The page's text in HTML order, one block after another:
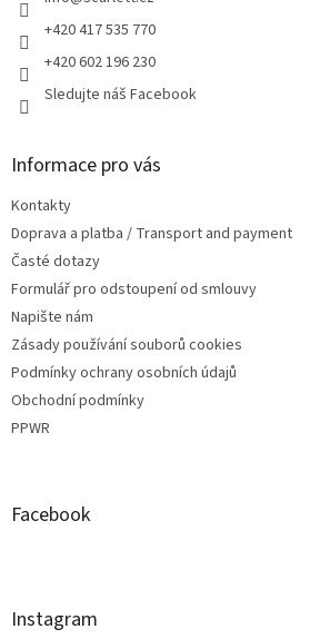
+420 417 535 770
+420 602 196 230
Sledujte náš Facebook
Informace pro vás
Kontakty
Doprava a platba / Transport and payment
Časté dotazy
Formulář pro odstoupení od smlouvy
Napište nám
Zásady používání souborů cookies
Podmínky ochrany osobních údajů
Obchodní podmínky
PPWR
Facebook
Instagram